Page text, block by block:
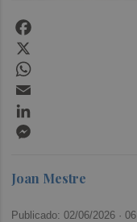
Joan Mestre
Publicado: 02/06/2026 ·